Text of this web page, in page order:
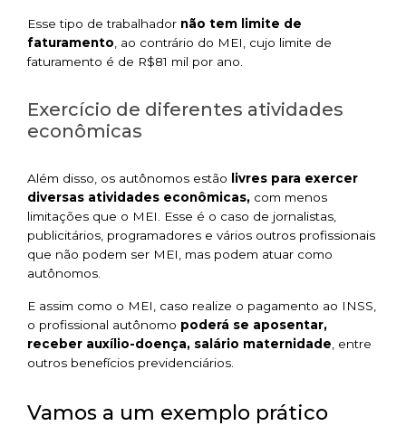
Esse tipo de trabalhador não tem limite de
faturamento, ao contrário do MEI, cujo limite de
faturamento é de R$81 mil por ano.
Exercício de diferentes atividades
econômicas
Além disso, os autônomos estão
livres para exercer
diversas atividades econômicas, com menos
limitações que o MEI. Esse é o caso de jornalistas,
publicitários, programadores e vários outros profissionais
que não podem ser MEI, mas podem atuar como
autônomos.
E assim como o MEI, caso realize o pagamento ao INSS,
o profissional autônomo poderá se aposentar,
receber auxílio-doença, salário maternidade , entre
outros benefícios previdenciários.
Vamos a um exemplo prático